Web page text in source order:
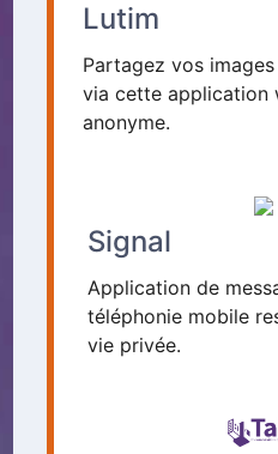
Lutim
Partagez vos
via cette application
anonyme.
Signal
Application de
téléphonie mobile
vie privée.